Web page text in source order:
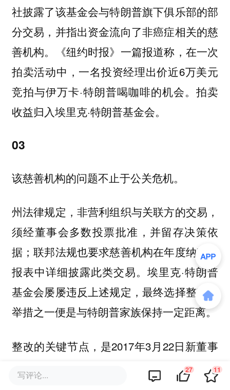
社披露了该基金会与特朗普旗下俱乐部的部
分交易，并指出资金流向了非癌症相关的慈
善机构。《纽约时报》一篇报道称，在一次
拍卖活动中，一名投资经理出价近6万美元
竞拍与伊万卡·特朗普喝咖啡的机会。拍卖
收益归入埃里克·特朗普基金会。
03
该慈善机构的问题不止于公关危机。
州法律规定，非营利组织与关联方的交易，
须经董事会多数投票批准，并留存决策依
据；联邦法规也要求慈善机构在年度纳税申
报表中详细披露此类交易。埃里克·特朗普
基金会屡屡违反上述规定，最终选择整改，
举措之一便是与特朗普家族保持一定距离。
整改的关键节点，是2017年3月22日新董事
会的成立会议。特朗普集团员工悉数退出董
事会，埃里克本人也不再任职，声称想在父
写评论... 27 11